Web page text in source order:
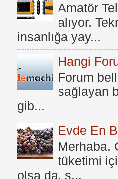
Amatör
alıyor.
insanlığa yay...
Hangi
Forum
sağlayan
gib...
Evde En
Merhaba.
tüketimi
olsa da, s...